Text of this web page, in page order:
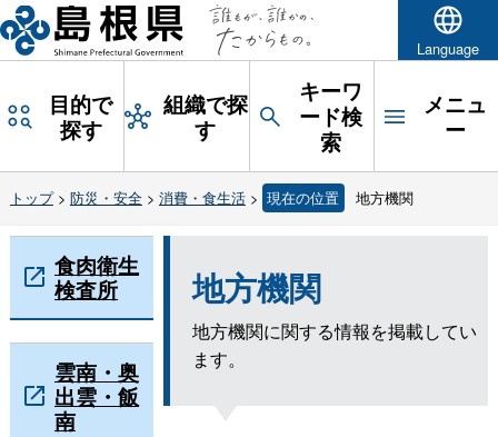
Language
目的で
探す
組織で探
す
キーワ
ード検
索
メニュ
ー
トップ> 防災・安全> 消費・食生活> 現在の位置 地方機関
地方機関
地方機関に関する情報を掲載してい
ます。
食肉衛生
検査所
雲南・奥
出雲・飯
南